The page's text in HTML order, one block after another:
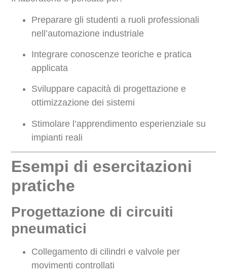
Preparare gli studenti a ruoli professionali
nell’automazione industriale
Integrare conoscenze teoriche e pratica
applicata
Sviluppare capacità di progettazione e
ottimizzazione dei sistemi
Stimolare l’apprendimento esperienziale su
impianti reali
Esempi di esercitazioni
pratiche
Progettazione di circuiti
pneumatici
Collegamento di cilindri e valvole per
movimenti controllati